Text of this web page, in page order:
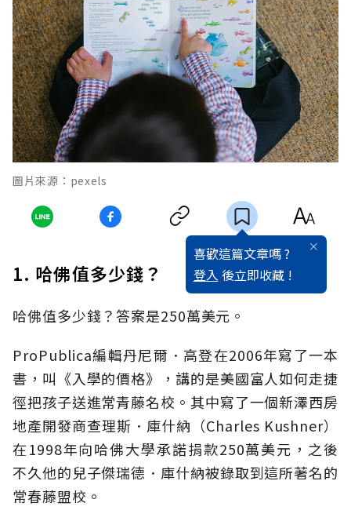
圖片來源：pexels
喜歡這篇文章嗎 ?
登入 後立即收藏 !
1. 哈佛值多少錢？
哈佛值多少錢？答案是250萬美元。
ProPublica編輯丹尼爾．高登在2006年寫了一本
書，叫《入學的價格》，講的是美國富人如何走捷
徑把孩子送進常青藤名校。其中寫了一個新澤西房
地產開發商查理斯．庫什納（Charles Kushner）
在1998年向哈佛大學承諾捐款250萬美元，之後
不久他的兒子傑瑞德．庫什納被錄取到這所著名的
常春藤盟校。